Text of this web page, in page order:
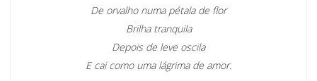
De orvalho numa pétala de flor
Brilha tranquila
Depois de leve oscila
E cai como uma lágrima de amor.